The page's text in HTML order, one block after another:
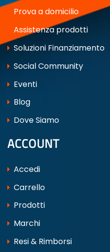
Prova a domicilio
Assistenza prodotti
Soluzioni Finanziamento
Social Community
Eventi
Blog
Dove Siamo
ACCOUNT
Accedi
Carrello
Prodotti
Marchi
Resi & Rimborsi